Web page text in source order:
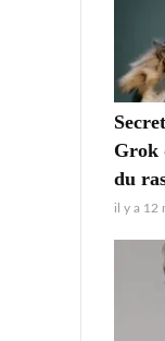
Grok
du
il y a 12